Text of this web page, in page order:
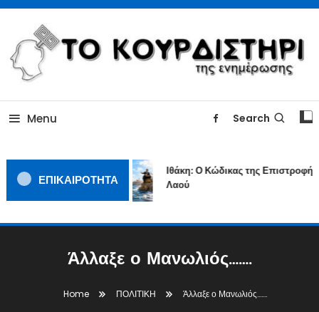
Skip
Content
TOKOURDISTIRI.GR
Menu Search
ΕΠΙΚΑΙΡΟΤΗΤΑ
Ιθάκη: Ο Κώδικας της Επιστροφής
Λαού
Άλλαξε ο Μανωλιός…….
Home ΠΟΛΙΤΙΚΗ Άλλαξε ο Μανωλιός…….